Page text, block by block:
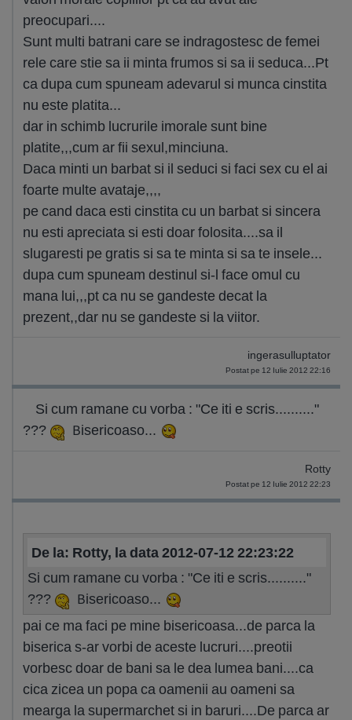
preocupari....
Sunt multi batrani care se indragostesc de femei
rele care stie sa ii minta frumos si sa ii seduca...Pt
ca dupa cum spuneam adevarul si munca cinstita
nu este platita...
dar in schimb lucrurile imorale sunt bine
platite,,,cum ar fii sexul,minciuna.
Daca minti un barbat si il seduci si faci sex cu el ai
foarte multe avataje,,,,
pe cand daca esti cinstita cu un barbat si sincera
nu esti apreciata si esti doar folosita....sa il
slugaresti pe gratis si sa te minta si sa te insele...
dupa cum spuneam destinul si-l face omul cu
mana lui,,,pt ca nu se gandeste decat la
prezent,,dar nu se gandeste si la viitor.
ingerasulluptator
Postat pe 12 Iulie 2012 22:16
Si cum ramane cu vorba : "Ce iti e scris.........."
???
Bisericoaso...
Rotty
Postat pe 12 Iulie 2012 22:23
De la: Rotty, la data 2012-07-12 22:23:22
Si cum ramane cu vorba : "Ce iti e scris.........."
???
Bisericoaso...
pai ce ma faci pe mine bisericoasa...de parca la
biserica s-ar vorbi de aceste lucruri....preotii
vorbesc doar de bani sa le dea lumea bani....ca
cica zicea un popa ca oamenii au oameni sa
mearga la supermarchet si in baruri....De parca ar